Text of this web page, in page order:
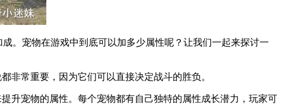
宠物在游戏中到底可以加多少属性呢？让我们一起来探讨一
常重要，因为它们可以直接决定战斗的胜负。
宠物的属性。每个宠物都有自己独特的属性成长潜力，玩家可